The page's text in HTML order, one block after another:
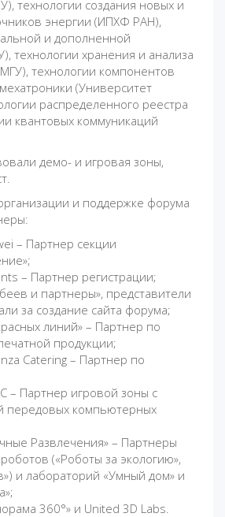
технологии создания новых и
энергии (ИПХФ РАН),
и дополненной
технологии хранения и анализа
технологии компонентов
(Университет
распределенного реестра
квантовых коммуникаций
демо- и игровая зоны,
и поддержке форума
– Партнер секции
– Партнер регистрации;
и партнеры», представители
за создание сайта форума;
линий» – Партнер по
продукции;
Catering – Партнер по
– Партнер игровой зоны с
передовых компьютерных
Развлечения» – Партнеры
(«Роботы за экологию»,
и лабораторий «Умный дом» и
360°» и United 3D Labs.